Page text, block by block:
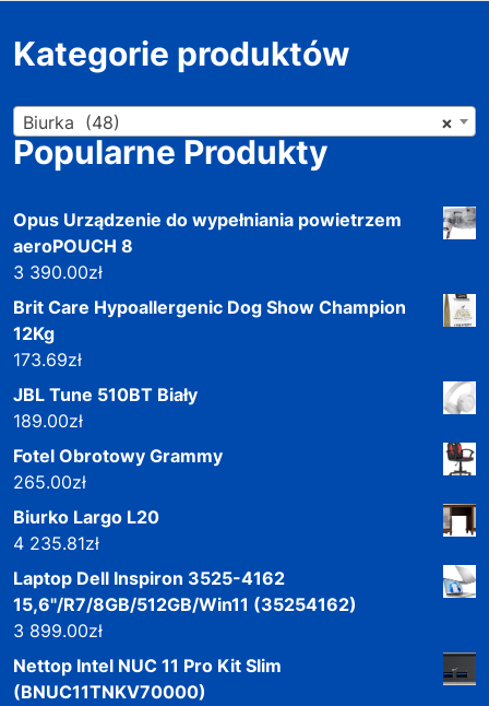
Kategorie produktów
×
Biurka (48)
Popularne Produkty
Opus Urządzenie do wypełniania powietrzem
aeroPOUCH 8
3 390.00zł
Brit Care Hypoallergenic Dog Show Champion
12Kg
173.69zł
JBL Tune 510BT Biały
189.00zł
Fotel Obrotowy Grammy
265.00zł
Biurko Largo L20
4 235.81zł
Laptop Dell Inspiron 3525-4162
15,6"/R7/8GB/512GB/Win11 (35254162)
3 899.00zł
Nettop Intel NUC 11 Pro Kit Slim
(BNUC11TNKV70000)